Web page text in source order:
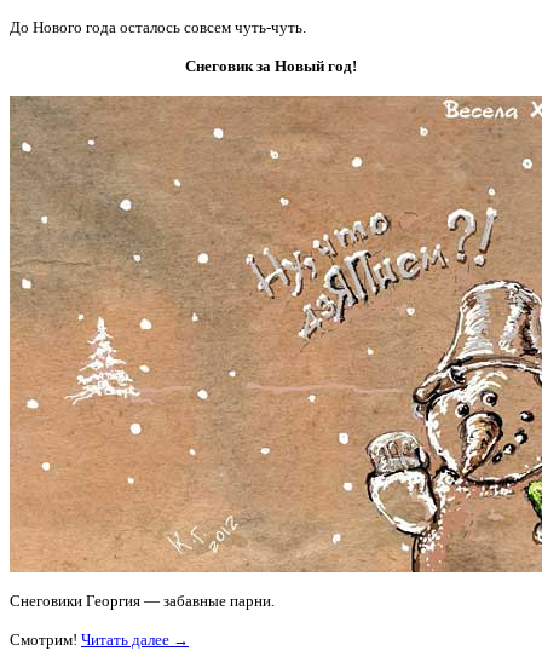
До Нового года осталось совсем чуть-чуть.
Снеговик за Новый год!
Снеговики Георгия — забавные парни.
Смотрим! Читать далее →